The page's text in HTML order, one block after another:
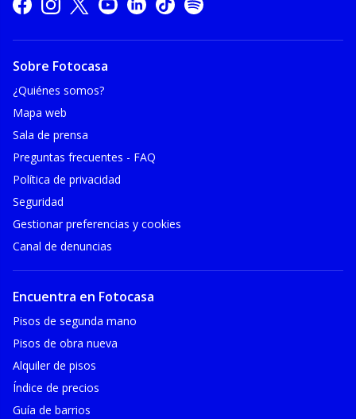
Sobre Fotocasa
¿Quiénes somos?
Mapa web
Sala de prensa
Preguntas frecuentes - FAQ
Política de privacidad
Seguridad
Gestionar preferencias y cookies
Canal de denuncias
Encuentra en Fotocasa
Pisos de segunda mano
Pisos de obra nueva
Alquiler de pisos
Índice de precios
Guía de barrios